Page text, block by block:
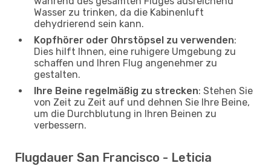
Wasser zu trinken, da die Kabinenluft
dehydrierend sein kann.
Kopfhörer oder Ohrstöpsel zu verwenden:
Dies hilft Ihnen, eine ruhigere Umgebung zu
schaffen und Ihren Flug angenehmer zu
gestalten.
Ihre Beine regelmäßig zu strecken: Stehen Sie
von Zeit zu Zeit auf und dehnen Sie Ihre Beine,
um die Durchblutung in Ihren Beinen zu
verbessern.
Flugdauer San Francisco - Leticia